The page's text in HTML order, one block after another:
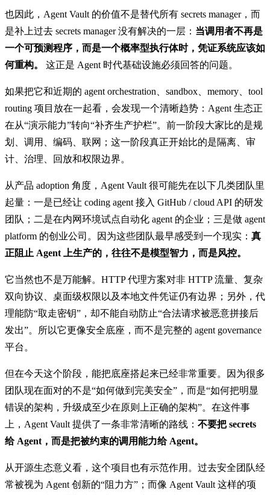
也因此，Agent Vault 的价值不是替代所有 secrets manager，而
是补上过去 secrets manager 没有解决的一层： 当调用者不再是
一个可预测程序，而是一个概率型执行体时，凭证系统应该如
何重构。
这正是 Agent 时代基础设施必须回答的问题。
如果把它和近期的 agent orchestration、sandbox、memory、tool
routing 项目放在一起看，会发现一个清晰趋势：Agent 生态正
在从“演示能力”转向“补齐生产护栏”。前一阶段大家比的是规
划、调用、编码、联网；这一阶段真正开始比的是隔离、审
计、治理、回放和权限边界。
从产品 adoption 角度，Agent Vault 很可能先在以下几类团队里
起量：一是已经让 coding agent 接入 GitHub / cloud API 的研发
团队；二是在内网环境试点自动化 agent 的企业；三是做 agent
platform 的创业公司。因为这些团队最早感受到一个现实： 真
正阻止 Agent 上生产的，往往不是模型智力，而是风控。
它当然也不是万能解。HTTP 代理方案对非 HTTP 流量、复杂
双向协议、桌面级权限以及本地文件凭证仍有边界；另外，代
理能防“取走密钥”，却不能自动防止“合法请求被恶意拼接后
发出”。所以它更像安全底座，而不是完整的 agent governance
平台。
但在今天这个阶段，能把底座搭起来已经非常重要。因为很多
团队现在面对的不是“如何做到完美安全”，而是“如何把明显
错误的架构，升级成至少在原则上正确的架构”。在这件事
上，Agent Vault 提供了一条非常清晰的路线： 不要把 secrets
给 Agent，而是把被约束的调用能力给 Agent。
从开源生态意义看，这个项目也有示范作用。过去安全团队经
常被视为 Agent 创新的“阻力方”；而像 Agent Vault 这样的项